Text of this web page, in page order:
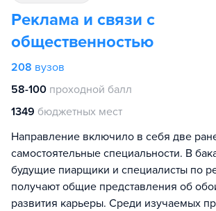
Реклама и связи с
общественностью
208 вузов
58-100 проходной балл
1349 бюджетных мест
Направление включило в себя две
самостоятельные специальности. В
будущие пиарщики и специалисты по
получают общие представления об
развития карьеры. Среди изучаемых